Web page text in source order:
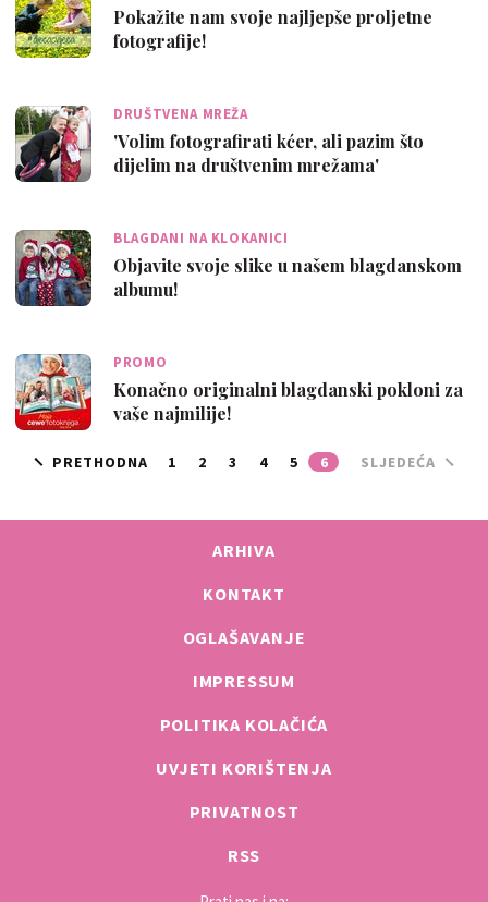
Pokažite nam svoje najljepše proljetne
fotografije!
DRUŠTVENA MREŽA
'Volim fotografirati kćer, ali pazim što
dijelim na društvenim mrežama'
BLAGDANI NA KLOKANICI
Objavite svoje slike u našem blagdanskom
albumu!
PROMO
Konačno originalni blagdanski pokloni za
vaše najmilije!
PRETHODNA 1 2 3 4 5 6 SLJEDEĆA
ARHIVA
KONTAKT
OGLAŠAVANJE
IMPRESSUM
POLITIKA KOLAČIĆA
UVJETI KORIŠTENJA
PRIVATNOST
RSS